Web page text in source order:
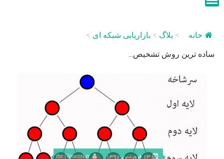
خانه > بلاگ > بازاریابی شبکه ای >
ساده ترین روش تشخیص...
13 فروردین, 1398 the Networker